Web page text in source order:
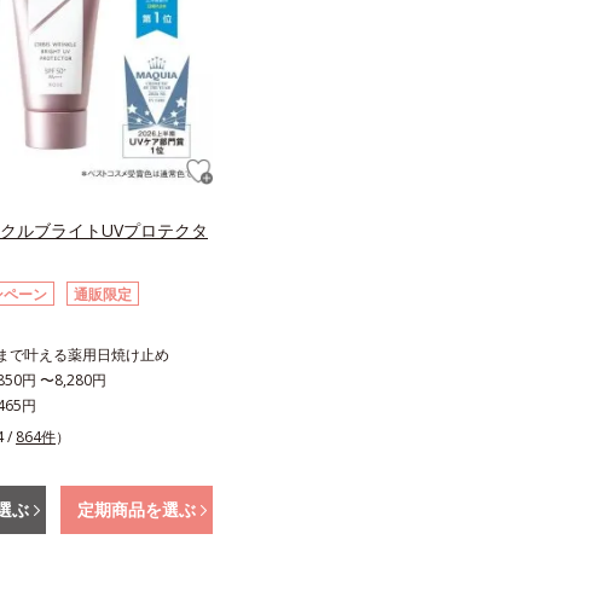
ルブライトUVプロテクタ
ペーン
通販限定
で叶える薬用日焼け止め
円 〜8,280円
円
/ 864件）
ぶ 定期商品を選ぶ